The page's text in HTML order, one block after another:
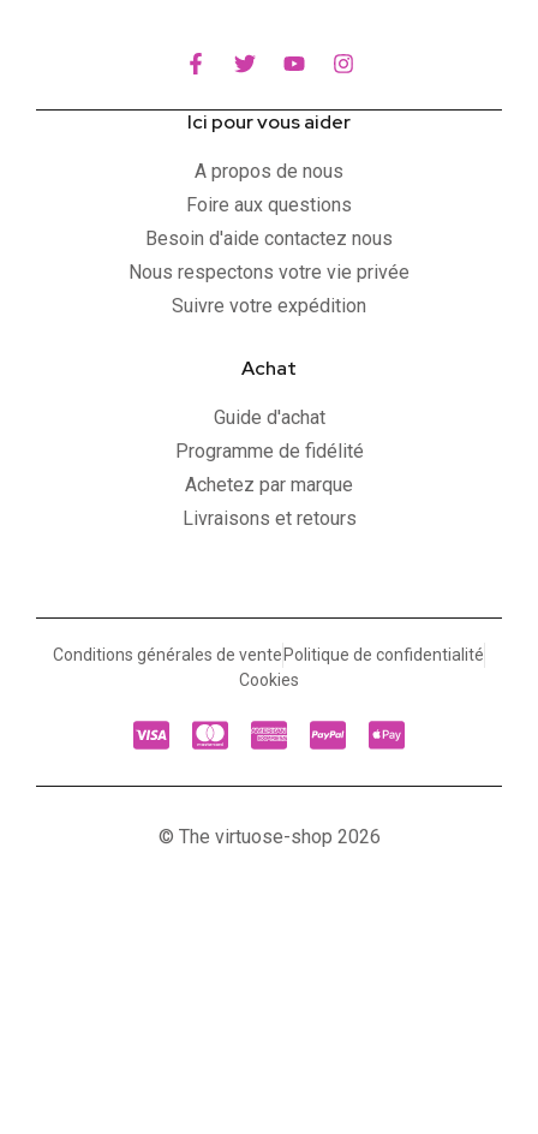
Ici pour vous aider
A propos de nous
Foire aux questions
Besoin d'aide contactez nous
Nous respectons votre vie privée
Suivre votre expédition
Achat
Guide d'achat
Programme de fidélité
Achetez par marque
Livraisons et retours
Conditions générales de vente Politique de confidentialité
Cookies
© The virtuose-shop 2026